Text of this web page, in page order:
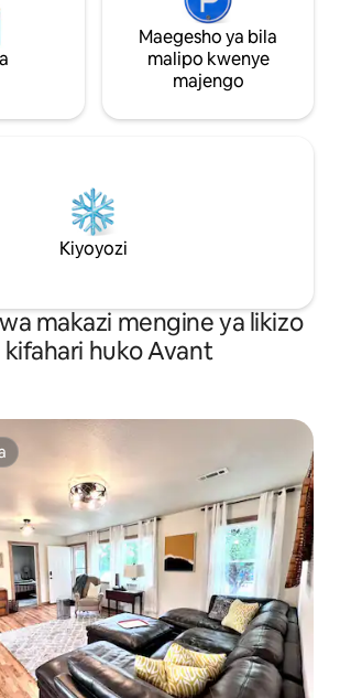
Maegesho ya bila
malipo kwenye
majengo
Kiyoyozi
makazi mengine ya likizo
kifahari huko Avant